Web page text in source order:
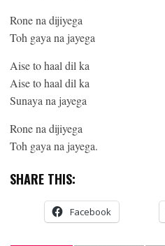
Rone na dijiyega
Toh gaya na jayega
Aise to haal dil ka
Aise to haal dil ka
Sunaya na jayega
Rone na dijiyega
Toh gaya na jayega.
SHARE THIS:
Facebook